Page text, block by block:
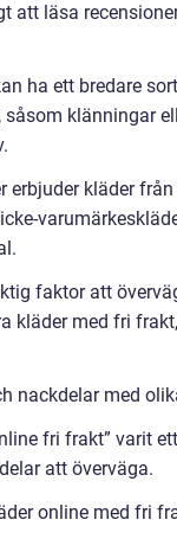
att läsa
ha ett bredare
klänningar
erbjuder kläder
faktor att
kläder med fri
nackdelar med
fri frakt” varit
att överväga.
online med fri